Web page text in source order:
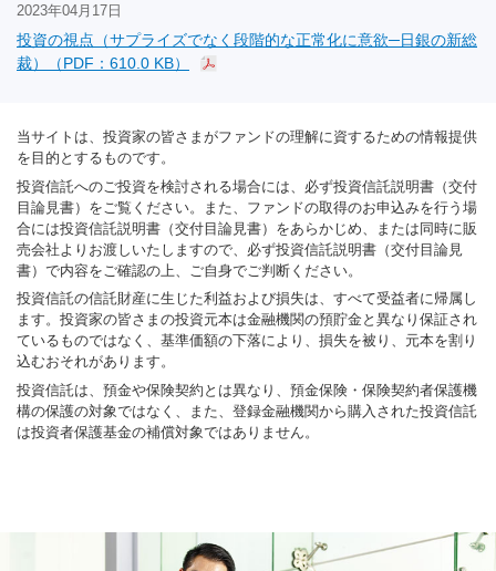
2023年04月17日
投資の視点（サプライズでなく段階的な正常化に意欲─日銀の新総
裁）（PDF：610.0 KB）
当サイトは、投資家の皆さまがファンドの理解に資するための情報提供
を目的とするものです。
投資信託へのご投資を検討される場合には、必ず投資信託説明書（交付
目論見書）をご覧ください。また、ファンドの取得のお申込みを行う場
合には投資信託説明書（交付目論見書）をあらかじめ、または同時に販
売会社よりお渡しいたしますので、必ず投資信託説明書（交付目論見
書）で内容をご確認の上、ご自身でご判断ください。
投資信託の信託財産に生じた利益および損失は、すべて受益者に帰属し
ます。投資家の皆さまの投資元本は金融機関の預貯金と異なり保証され
ているものではなく、基準価額の下落により、損失を被り、元本を割り
込むおそれがあります。
投資信託は、預金や保険契約とは異なり、預金保険・保険契約者保護機
構の保護の対象ではなく、また、登録金融機関から購入された投資信託
は投資者保護基金の補償対象ではありません。